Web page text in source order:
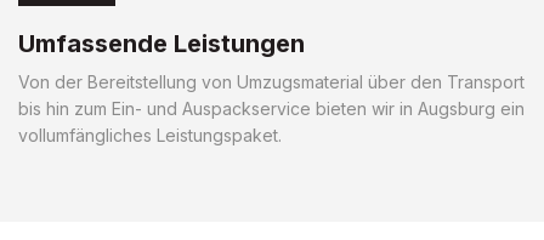
Umfassende Leistungen
Von der Bereitstellung von Umzugsmaterial über den Transport
bis hin zum Ein- und Auspackservice bieten wir in Augsburg ein
vollumfängliches Leistungspaket.